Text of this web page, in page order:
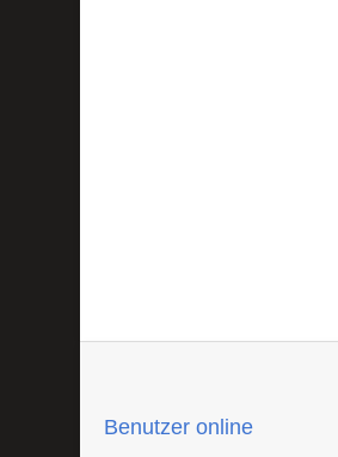
Benutzer online